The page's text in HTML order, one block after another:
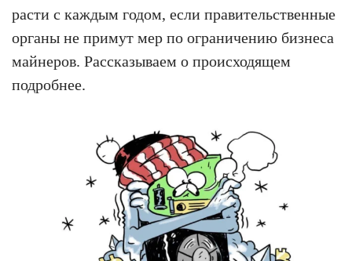
расти с каждым годом, если правительственные
органы не примут мер по ограничению бизнеса
майнеров. Рассказываем о происходящем
подробнее.